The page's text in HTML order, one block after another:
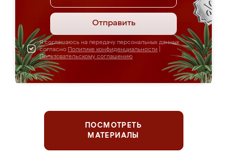
Отправить
Я соглашаюсь на передачу персональных данных
согласно Политике конфиденциальности
Пользовательскому соглашению
ПОСМОТРЕТЬ
МАТЕРИАЛЫ